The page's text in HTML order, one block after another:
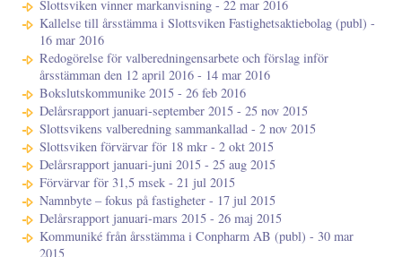
Slottsviken vinner markanvisning - 22 mar 2016
Kallelse till årsstämma i Slottsviken Fastighetsaktiebolag (publ) -
16 mar 2016
Redogörelse för valberedningensarbete och förslag inför
årsstämman den 12 april 2016 - 14 mar 2016
Bokslutskommunike 2015 - 26 feb 2016
Delårsrapport januari-september 2015 - 25 nov 2015
Slottsvikens valberedning sammankallad - 2 nov 2015
Slottsviken förvärvar för 18 mkr - 2 okt 2015
Delårsrapport januari-juni 2015 - 25 aug 2015
Förvärvar för 31,5 msek - 21 jul 2015
Namnbyte – fokus på fastigheter - 17 jul 2015
Delårsrapport januari-mars 2015 - 26 maj 2015
Kommuniké från årsstämma i Conpharm AB (publ) - 30 mar
2015